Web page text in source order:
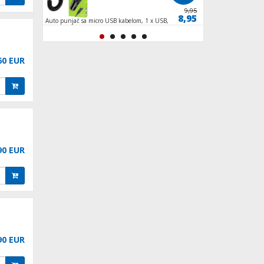
EUR
EUR
EUR
85
14,95
9,95
Auto punjač sa micro USB kabelom, 1 x USB,
9,95
8,95